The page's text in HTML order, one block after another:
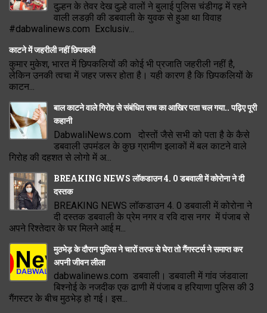
दुल्हन के तेवर देख दुल्हे वालों ने बुलाई पुलिस चंडीगढ़ में रहने
वाली लडक़ी की डबवाली के युवक से हुआ था विवाह
#dabwalinews.com Exclusiv...
काटने में जहरीली नहीं छिपकली
कुमार मुकेश, भारत में छिपकलियों की कोई भी प्रजाति जहरीली नहीं है,
लेकिन उनकी त्वचा में जहर जरूर होता है। यही कारण है कि छिपकलियों के
काटन...
बाल काटने वाले गिरोह से संबंधित सच का आखिर पता चल गया.. पढ़िए पूरी
कहानी
DabwaliNews.com दोस्तों जैसे सभी को पता है के कैसे
डबवाली उपमंडल के कुछ ग्रामीण इलाकों में बल काटने वाले
गिरोह की दहशत से लोगो में अ...
BREAKING NEWS लॉकडाउन 4. 0 डबवाली में कोरोना ने दी
दस्तक
BREAKING NEWS लॉकडाउन 4. 0 डबवाली में कोरोना ने
दी दस्तक डबवाली के प्रेम नगर व रवि दास नगर में पंजाब से
अपने रिश्तेदार के घर मिलने आई म...
मुठभेड़ के दौरान पुलिस ने चारों तरफ से घेरा तो गैंगस्टर्स ने समाप्त कर
अपनी जीवन लीला
dabwalinews.com डबवाली। डबवाली में गांव जंडवाला
बिश्नोई के नजदीक एक ढाणी में पंजाब व हरियाणा पुलिस की 3
गैंगस्टर के बीच मुठभेड़ हो गई। इस...